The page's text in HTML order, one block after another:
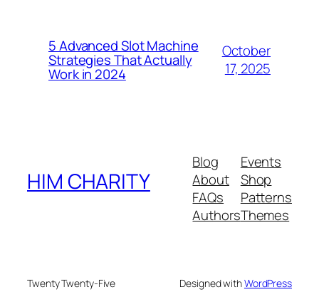
5 Advanced Slot Machine
Strategies That Actually
Work in 2024
October
17, 2025
HIM CHARITY
Blog
About
FAQs
Authors
Events
Shop
Patterns
Themes
Twenty Twenty-Five Designed withWordPress